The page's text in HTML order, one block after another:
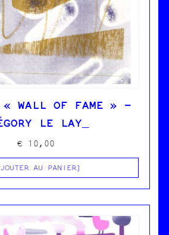
« WALL OF FAME » –
LE LAY
€ 10,00
AU PANIER